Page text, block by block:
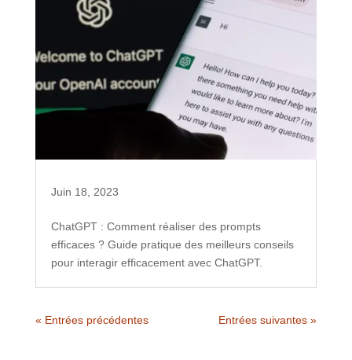
Juin 18, 2023
ChatGPT : Comment réaliser des prompts
efficaces ? Guide pratique des meilleurs conseils
pour interagir efficacement avec ChatGPT.
« Entrées précédentes Entrées suivantes »